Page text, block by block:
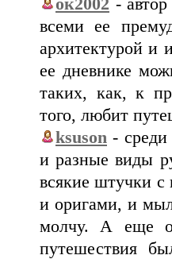
ок2002 -
всеми ее
архитектурой и
ее дневнике
таких, как, к
того, любит
ksuson - среди
и разные виды
всякие штучки
и оригами, и
молчу. А еще
путешествия